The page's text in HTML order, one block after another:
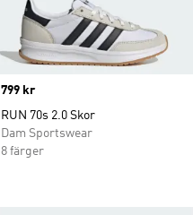
Price
799 kr
RUN 70s 2.0 Skor
Dam Sportswear
8 färger